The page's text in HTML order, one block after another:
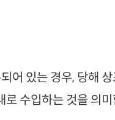
어 있는 경우, 당해
로 수입하는 것을 의